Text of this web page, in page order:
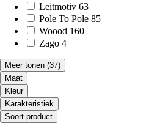
Leitmotiv 63
Pole To Pole 85
Woood 160
Zago 4
Meer tonen (37)
Maat
Kleur
Karakteristiek
Soort product